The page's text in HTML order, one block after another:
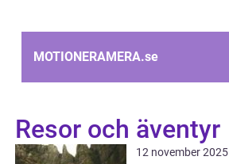
MOTIONERAMERA.se
Resor och äventyr
12 november 2025